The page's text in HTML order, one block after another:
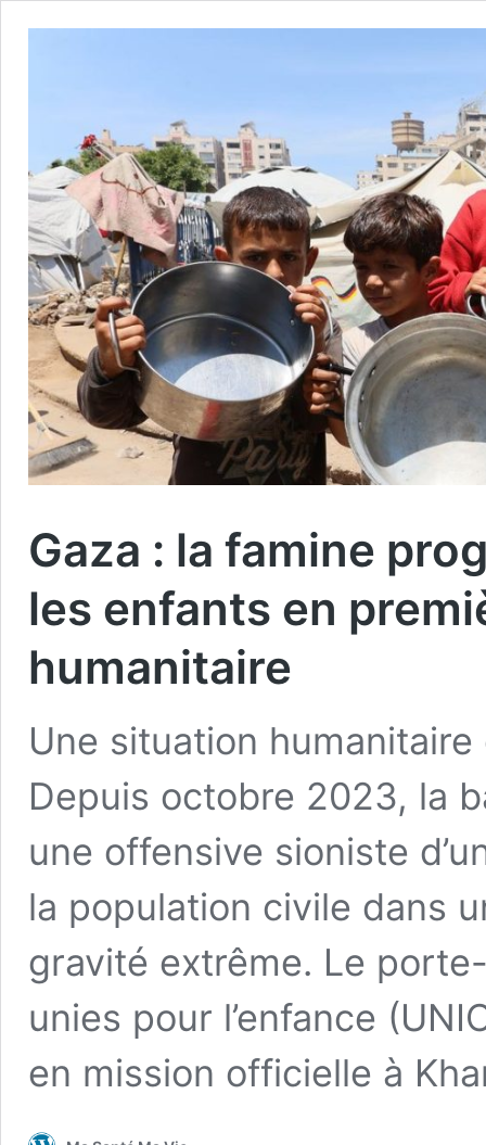
Gaza : la famine
les enfants en
humanitaire
Une situation
Depuis octobre 2023, la
une offensive sioniste
la population civile dans
gravité extrême. Le
unies pour l’enfance
en mission officielle à